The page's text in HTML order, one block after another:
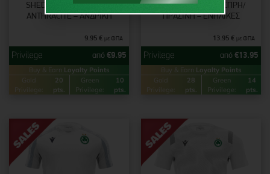
SHEDIR ΦΑΝΈΛΑ ΆΣΠΡΗ
ANTHRACITE – ΑΝΔΡΙΚΉ
9.95 € με ΦΠΑ
από €9.95
Buy & Earn Loyalty Points
Gold
Privilege:
20
pts.
Green
Privilege:
10
pts.
ALIOTH ΦΑΝΈΛΑ ΆΣΠΡΗ/
ΠΡΆΣΙΝΗ – ΕΝΉΛΙΚΕΣ
13.95 € με ΦΠΑ
από €13.95
Buy & Earn Loyalty Points
Gold
Privilege:
28
pts.
Green
Privilege:
14
pts.